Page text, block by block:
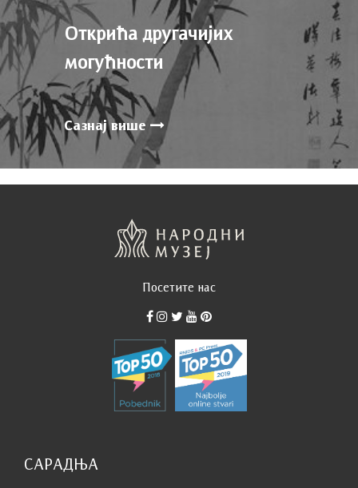
Открића другачијих
могућности
Сазнај више
Посетите нас
САРАДЊА